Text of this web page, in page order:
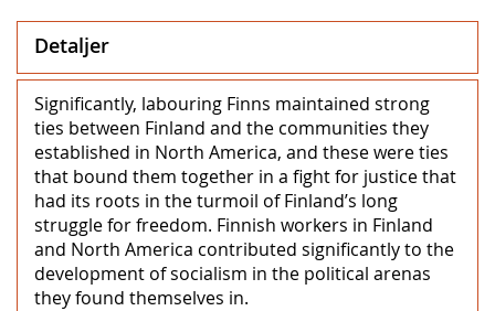
Detaljer
Significantly, labouring Finns maintained strong
ties between Finland and the communities they
established in North America, and these were ties
that bound them together in a fight for justice that
had its roots in the turmoil of Finland’s long
struggle for freedom. Finnish workers in Finland
and North America contributed significantly to the
development of socialism in the political arenas
they found themselves in.